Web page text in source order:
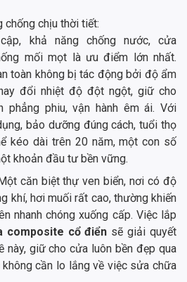
chống chịu thời tiết:
khả năng chống nước, cửa
mối mọt là ưu điểm lớn nhất.
toàn không bị tác động bởi độ ẩm
đổi nhiệt độ đột ngột, giữ cho
phẳng phiu, vận hành êm ái. Với
bảo dưỡng đúng cách, tuổi thọ
kéo dài trên 20 năm, một con số
khoản đầu tư bền vững.
căn biệt thự ven biển, nơi có độ
khí, hơi muối rất cao, thường khiến
nhanh chóng xuống cấp. Việc lắp
composite cổ điển sẽ giải quyết
này, giữ cho cửa luôn bền đẹp qua
không cần lo lắng về việc sửa chữa